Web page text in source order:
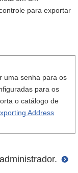
para exportar
uma senha para os
para os
o catálogo de
Address